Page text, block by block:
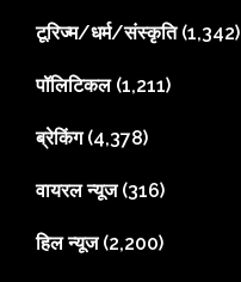
टूरिज्म/धर्म/संस्कृति(1,342)
पॉलिटिकल(1,211)
ब्रेकिंग(4,378)
वायरल न्यूज(316)
हिल न्यूज(2,200)